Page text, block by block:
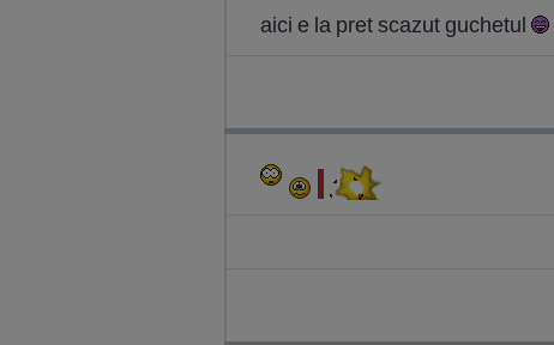
aici e la pret scazut guchetul